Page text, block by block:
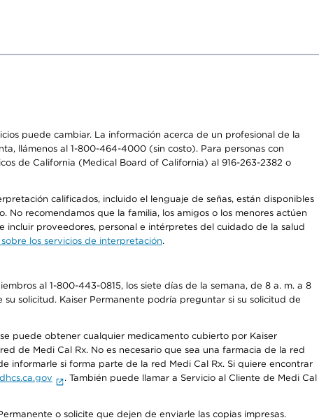
puede cambiar. La información acerca de un profesional de la
llámenos al 1-800-464-4000 (sin costo). Para personas con
de California (Medical Board of California) al 916-263-2382 o
calificados, incluido el lenguaje de señas, están disponibles
recomendamos que la familia, los amigos o los menores actúen
proveedores, personal e intérpretes del cuidado de la salud
los servicios de interpretación.
al 1-800-443-0815, los siete días de la semana, de 8 a. m. a 8
solicitud. Kaiser Permanente podría preguntar si su solicitud de
puede obtener cualquier medicamento cubierto por Kaiser
de Medi Cal Rx. No es necesario que sea una farmacia de la red
informarle si forma parte de la red Medi Cal Rx. Si quiere encontrar
. También puede llamar a Servicio al Cliente de Medi Cal
o solicite que dejen de enviarle las copias impresas.